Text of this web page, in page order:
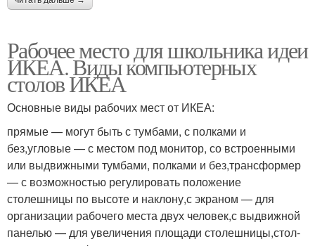
Рабочее место для школьника идеи
ИКЕА. Виды компьютерных
столов ИКЕА
Основные виды рабочих мест от ИКЕА:
прямые — могут быть с тумбами, с полками и
без,угловые — с местом под монитор, со встроенными
или выдвижными тумбами, полками и без,трансформер
— с возможностью регулировать положение
столешницы по высоте и наклону,с экраном — для
организации рабочего места двух человек,с выдвижной
панелью — для увеличения площади столешницы,стол-